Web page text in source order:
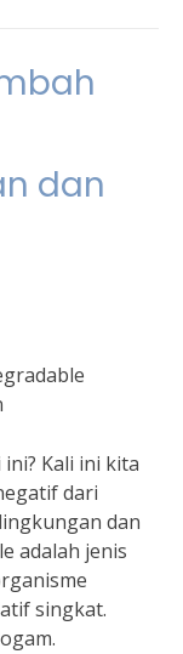
dan
Kali ini kita
dari
dan
adalah jenis
singkat.